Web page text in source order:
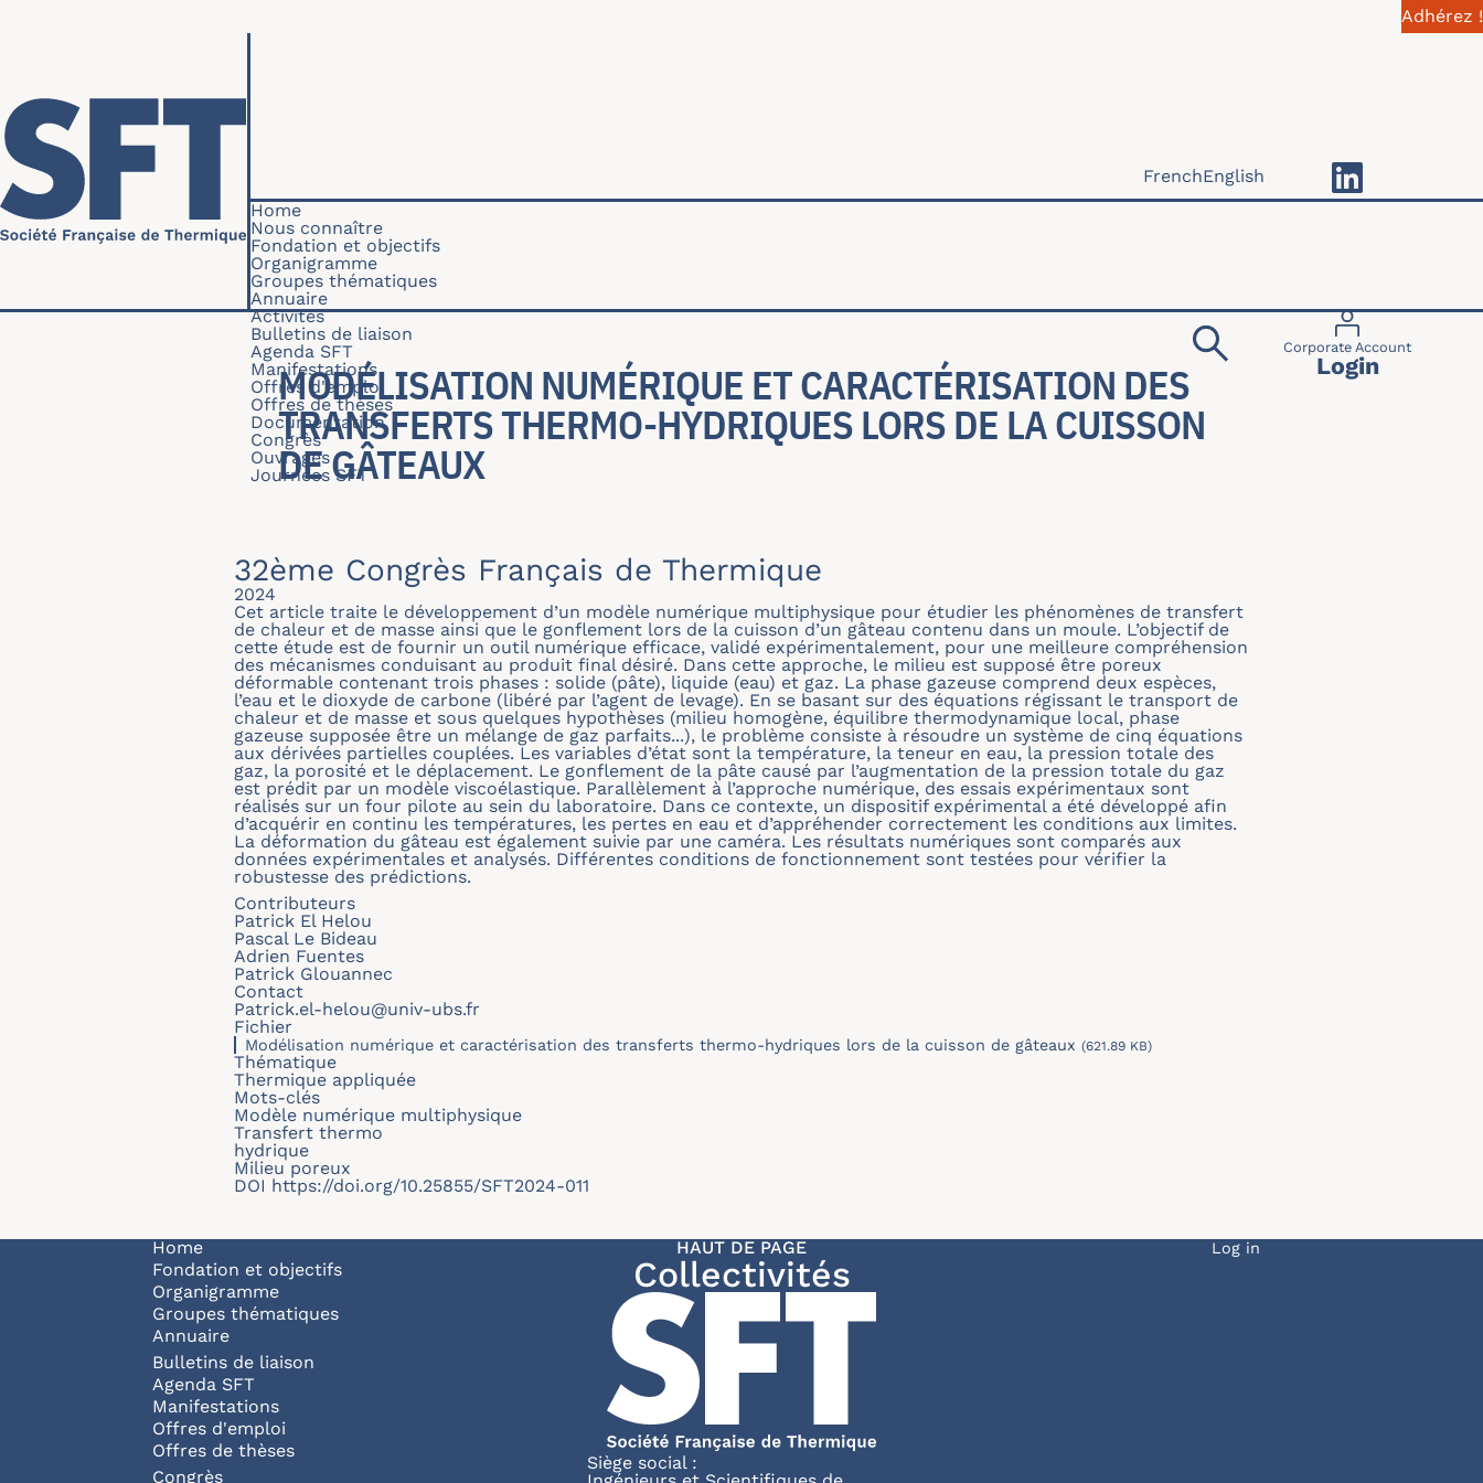
Adhérez !
Navigation principale
Home
Nous connaître
Fondation et objectifs
Organigramme
Groupes thématiques
Annuaire
Activités
Bulletins de liaison
Agenda SFT
Manifestations
Offres d'emploi
Offres de thèses
Documentation
Congrès
Ouvrages
Journées SFT
Menu du
Corporate Account
Login
FrenchEnglish
MODÉLISATION NUMÉRIQUE ET CARACTÉRISATION DES
TRANSFERTS THERMO-HYDRIQUES LORS DE LA CUISSON
DE GÂTEAUX
32ème Congrès Français de Thermique
2024
Cet article traite le développement d’un modèle numérique multiphysique pour étudier les phénomènes de transfert
de chaleur et de masse ainsi que le gonflement lors de la cuisson d’un gâteau contenu dans un moule. L’objectif de
cette étude est de fournir un outil numérique efficace, validé expérimentalement, pour une meilleure compréhension
des mécanismes conduisant au produit final désiré. Dans cette approche, le milieu est supposé être poreux
déformable contenant trois phases : solide (pâte), liquide (eau) et gaz. La phase gazeuse comprend deux espèces,
l’eau et le dioxyde de carbone (libéré par l’agent de levage). En se basant sur des équations régissant le transport de
chaleur et de masse et sous quelques hypothèses (milieu homogène, équilibre thermodynamique local, phase
gazeuse supposée être un mélange de gaz parfaits...), le problème consiste à résoudre un système de cinq équations
aux dérivées partielles couplées. Les variables d’état sont la température, la teneur en eau, la pression totale des
gaz, la porosité et le déplacement. Le gonflement de la pâte causé par l’augmentation de la pression totale du gaz
est prédit par un modèle viscoélastique. Parallèlement à l’approche numérique, des essais expérimentaux sont
réalisés sur un four pilote au sein du laboratoire. Dans ce contexte, un dispositif expérimental a été développé afin
d’acquérir en continu les températures, les pertes en eau et d’appréhender correctement les conditions aux limites.
La déformation du gâteau est également suivie par une caméra. Les résultats numériques sont comparés aux
données expérimentales et analysés. Différentes conditions de fonctionnement sont testées pour vérifier la
robustesse des prédictions.
Contributeurs
Patrick El Helou
Pascal Le Bideau
Adrien Fuentes
Patrick Glouannec
Contact
Patrick.el-helou@univ-ubs.fr
Fichier
Modélisation numérique et caractérisation des transferts thermo-hydriques lors de la cuisson de gâteaux (621.89 KB)
Thématique
Thermique appliquée
Mots-clés
Modèle numérique multiphysique
Transfert thermo
hydrique
Milieu poreux
DOI https://doi.org/10.25855/SFT2024-011
Navigation principale
Home
Fondation et objectifs
Organigramme
Groupes thématiques
Annuaire
Bulletins de liaison
Agenda SFT
Manifestations
Offres d'emploi
Offres de thèses
Congrès
HAUT DE PAGE
Collectivités
Siège social :
Menu du compte
Log in